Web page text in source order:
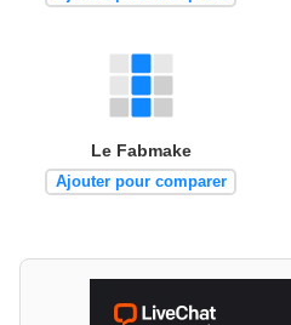
Le Fabmake
Ajouter pour comparer